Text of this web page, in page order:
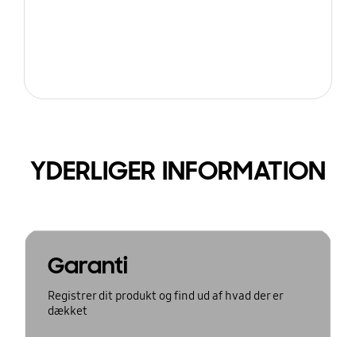
YDERLIGER INFORMATION
Garanti
Registrer dit produkt og find ud af hvad der er
dækket